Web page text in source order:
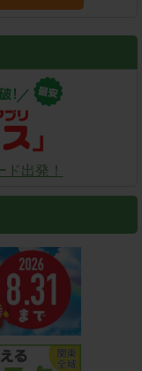
出発！